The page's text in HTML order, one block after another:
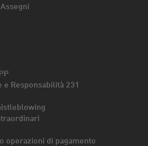
e Responsabilità 231
operazioni di pagamento